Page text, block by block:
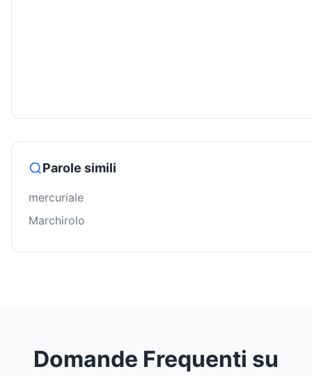
Parole simili
mercuriale
Marchirolo
Domande Frequenti su